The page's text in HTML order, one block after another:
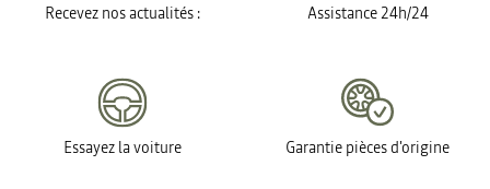
Recevez nos actualités : Assistance 24h/24
Essayez la voiture Garantie pièces d'origine